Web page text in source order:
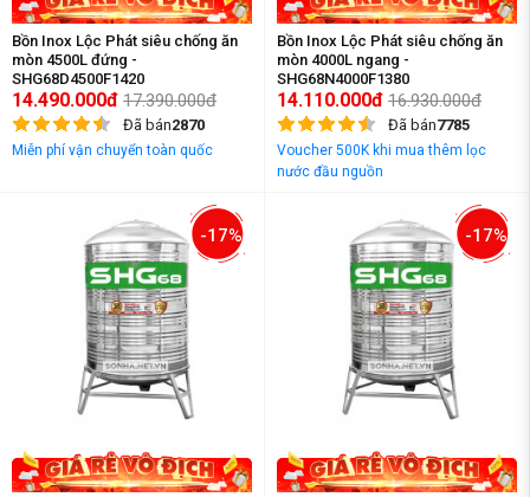
Bồn Inox Lộc Phát siêu chống ăn
mòn 4500L đứng -
SHG68D4500F1420
14.490.000đ 17.390.000đ
Đã bán2870
Miễn phí vận chuyển toàn quốc
Bồn Inox Lộc Phát siêu chống ăn
mòn 4000L ngang -
SHG68N4000F1380
14.110.000đ 16.930.000đ
Đã bán7785
Voucher 500K khi mua thêm lọc
nước đầu nguồn
-17% -17%